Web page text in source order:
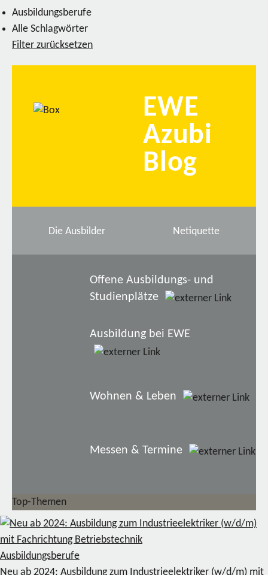
Ausbildungsberufe
Alle Schlagwörter
Filter zurücksetzen
EWE
Azubi
Blog
Die Ausbilder Netiquette
Offene Ausbildungs- und
Studienplätze
Ausbildung bei EWE
Wohnen & Leben
Messen & Termine
Top-Themen
Ausbildungsberufe
Neu ab 2024: Ausbildung zum Industrieelektriker (w/d/m) mit